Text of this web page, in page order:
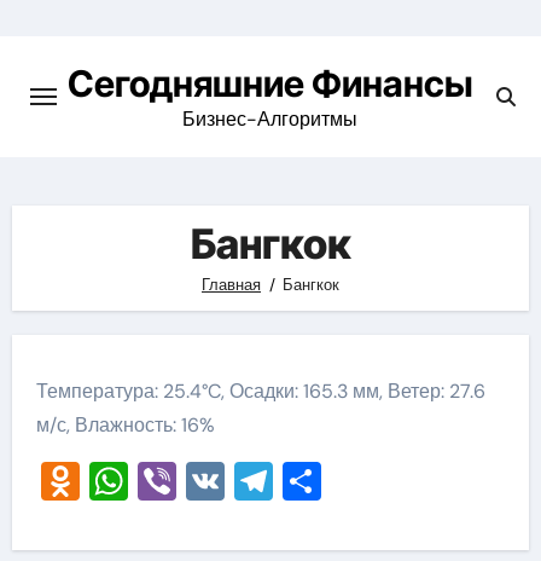
содержимомуСегодняшние Финансы
Бизнес-Алгоритмы
Бангкок
Главная Бангкок
Температура: 25.4°C, Осадки: 165.3 мм, Ветер: 27.6
м/с, Влажность: 16%
Odnoklassniki
WhatsApp
Viber
VKTelegram
Отправить